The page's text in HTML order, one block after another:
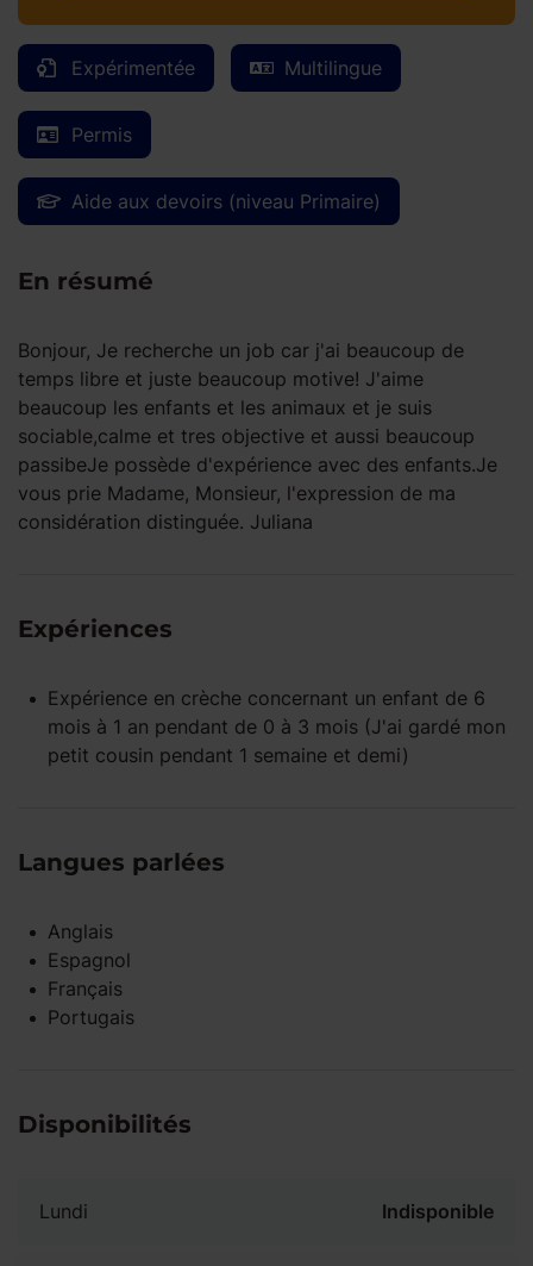
Expérimentée Multilingue
Permis
Aide aux devoirs (niveau Primaire)
En résumé
Bonjour, Je recherche un job car j'ai beaucoup de
temps libre et juste beaucoup motive! J'aime
beaucoup les enfants et les animaux et je suis
sociable,calme et tres objective et aussi beaucoup
passibeJe possède d'expérience avec des enfants.Je
vous prie Madame, Monsieur, l'expression de ma
considération distinguée. Juliana
Expériences
Expérience en crèche concernant un enfant de 6
mois à 1 an pendant de 0 à 3 mois (J'ai gardé mon
petit cousin pendant 1 semaine et demi)
Langues parlées
Anglais
Espagnol
Français
Portugais
Disponibilités
Lundi Indisponible